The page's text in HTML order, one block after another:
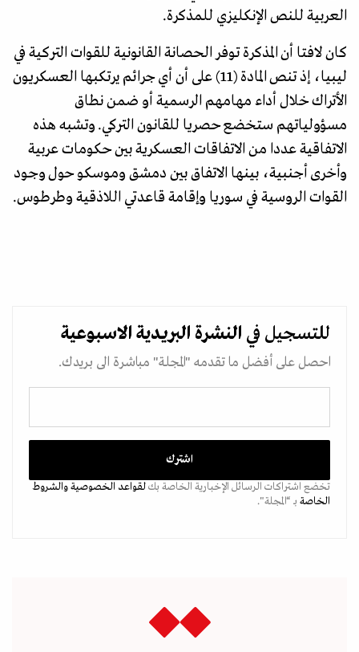
العربية للنص الإنكليزي للمذكرة.
كان لافتا أن المذكرة توفر الحصانة القانونية للقوات التركية في
ليبيا، إذ تنص المادة (11) على أن أي جرائم يرتكبها العسكريون
الأتراك خلال أداء مهامهم الرسمية أو ضمن نطاق
مسؤولياتهم ستخضع حصريا للقانون التركي. وتشبه هذه
الاتفاقية عددا من الاتفاقات العسكرية بين حكومات عربية
وأخرى أجنبية، بينها الاتفاق بين دمشق وموسكو حول وجود
القوات الروسية في سوريا وإقامة قاعدتي اللاذقية وطرطوس.
للتسجيل في النشرة البريدية الاسبوعية
احصل على أفضل ما تقدمه "المجلة" مباشرة الى بريدك.
تخضع اشتراكات الرسائل الإخبارية الخاصة بكلقواعد الخصوصيةوالشروط
الخاصة بـ “المجلة".